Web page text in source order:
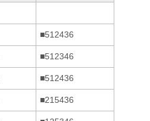
■512436
■512346
■512436
■215436